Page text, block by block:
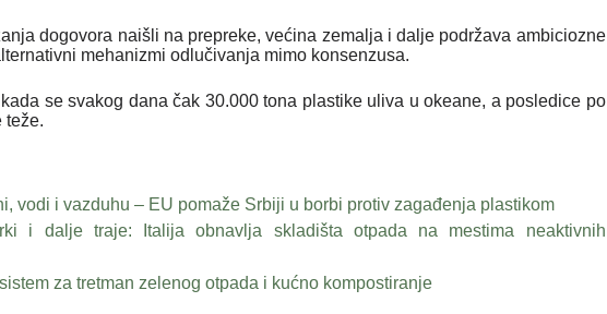
dogovora naišli na prepreke, većina zemalja i dalje podržava ambiciozne
mehanizmi odlučivanja mimo konsenzusa.
se svakog dana čak 30.000 tona plastike uliva u okeane, a posledice po
teže.
vodi i vazduhu – EU pomaže Srbiji u borbi protiv zagađenja plastikom
i dalje traje: Italija obnavlja skladišta otpada na mestima neaktivnih
za tretman zelenog otpada i kućno kompostiranje